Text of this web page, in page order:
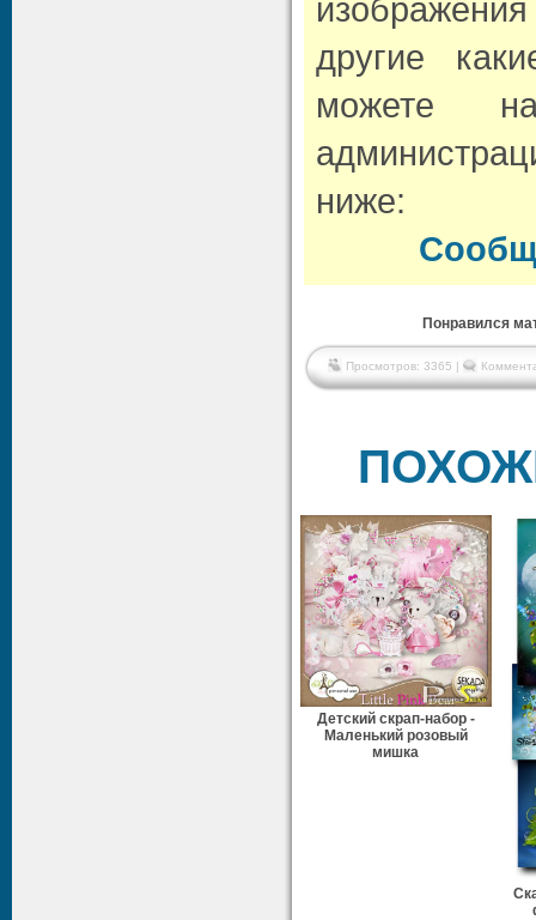
другие
можете
ниже:
Понравился
Просмотров: 3365 |
Детский скрап-набор -
Маленький розовый
мишка